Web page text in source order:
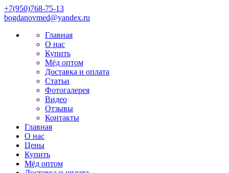
+7(950)768-75-13
bоgdаnovmеd@yаndех.ru
Главная
О нас
Купить
Мёд оптом
Доставка и оплата
Статьи
Фотогалерея
Видео
Отзывы
Контакты
Главная
О нас
Цены
Купить
Мёд оптом